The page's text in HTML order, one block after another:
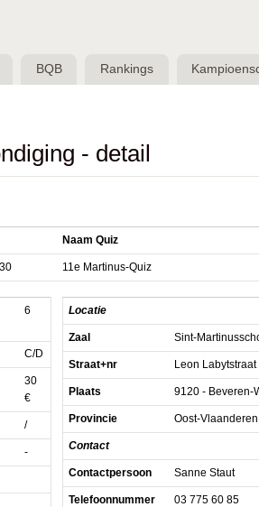
BQB Rankings
- detail
Naam Quiz
11e Martinus-Quiz
6
C/D
30
€
/
-
Locatie
Zaal Sint-
Straat+nr Leon Labytstraat
Plaats 9120 - Beveren-
Provincie Oost-Vlaanderen
Contact
Contactpersoon Sanne Staut
Telefoonnummer 03 775 60 85